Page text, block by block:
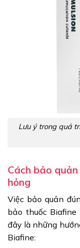
Lưu ý trong quá
Cách bảo
hỏng
Việc bảo quản
bảo thuốc
đây là những
Biafine: